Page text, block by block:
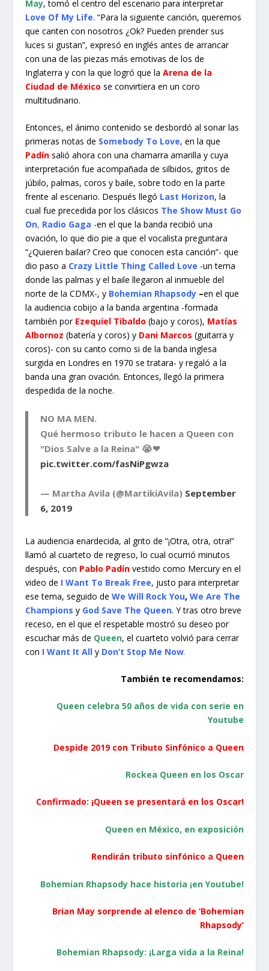
May, tomó el centro del escenario para interpretar
Love Of My Life. “Para la siguiente canción, queremos
que canten con nosotros ¿Ok? Pueden prender sus
luces si gustan”, expresó en inglés antes de arrancar
con una de las piezas más emotivas de los de
Inglaterra y con la que logró que laArena de la
Ciudad de México se convirtiera en un coro
multitudinario.
Entonces, el ánimo contenido se desbordó al sonar las
primeras notas de Somebody To Love, en la que
Padín salió ahora con una chamarra amarilla y cuya
interpretación fue acompañada de silbidos, gritos de
júbilo, palmas, coros y baile, sobre todo en la parte
frente al escenario. Después llegó Last Horizon, la
cual fue precedida por los clásicos The Show Must Go
On, Radio Gaga -en el que la banda recibió una
ovación, lo que dio pie a que el vocalista preguntara
“¿Quieren bailar? Creo que conocen esta canción”- que
dio paso a Crazy Little Thing Called Love -un tema
donde las palmas y el baile llegaron al inmueble del
norte de la CDMX-, y Bohemian Rhapsody –en el que
la audiencia cobijo a la banda argentina -formada
también por Ezequiel Tibaldo (bajo y coros), Matías
Albornoz (batería y coros) y Dani Marcos (guitarra y
coros)- con su canto como si de la banda inglesa
surgida en Londres en 1970 se tratara- y regaló a la
banda una gran ovación. Entonces, llegó la primera
despedida de la noche.
NO MA MEN.
Qué hermoso tributo le hacen a Queen con
"Dios Salve a la Reina" 😭❤
pic.twitter.com/fasNiPgwza
— Martha Avila (@MartikiAvila) September
6, 2019
La audiencia enardecida, al grito de “¡Otra, otra, otra!”
llamó al cuarteto de regreso, lo cual ocurrió minutos
después, con Pablo Padín vestido como Mercury en el
video de I Want To Break Free, justo para interpretar
ese tema, seguido deWe Will Rock You,We Are The
Champions y God Save The Queen. Y tras otro breve
receso, en el que el respetable mostró su deseo por
escuchar más de Queen, el cuarteto volvió para cerrar
con I Want It All y Don’t Stop Me Now.
También te recomendamos:
Queen celebra 50 años de vida con serie en
Youtube
Despide 2019 con Tributo Sinfónico a Queen
Rockea Queen en los Oscar
Confirmado: ¡Queen se presentará en los Oscar!
Queen en México, en exposición
Rendirán tributo sinfónico a Queen
Bohemian Rhapsody hace historia ¡en Youtube!
Brian May sorprende al elenco de ‘Bohemian
Rhapsody’
Bohemian Rhapsody: ¡Larga vida a la Reina!